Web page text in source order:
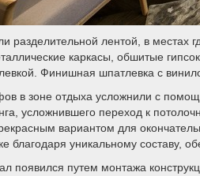
разделительной лентой, в
каркасы, обшитые
Финишная шпатлевка с
в зоне отдыха усложнили с
усложнившего переход к
вариантом для
благодаря уникальному составу,
появился путем монтажа